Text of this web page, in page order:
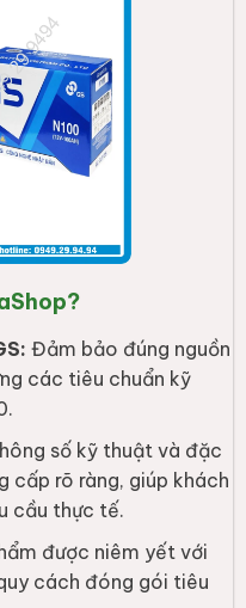
Đảm bảo đúng nguồn
các tiêu chuẩn kỹ
số kỹ thuật và đặc
cấp rõ ràng, giúp khách
cầu thực tế.
được niêm yết với
cách đóng gói tiêu